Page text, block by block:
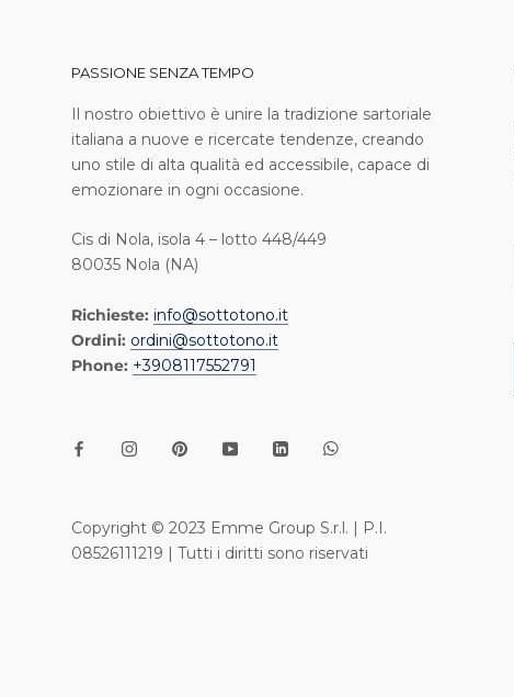
PASSIONE SENZA TEMPO
I l nostro obiettivo è unire la tradizione sartoriale
italiana a nuove e ricercate tendenze, creando
uno stile di alta qualità ed accessibile, capace di
emozionare in ogni occasione.
Cis di Nola, isola 4 – lotto 448/449
80035 Nola (NA)
Richieste: info@sottotono.it
Ordini: ordini@sottotono.it
Phone: +3908117552791
Copyright © 2023 Emme Group S.r.l. | P.I.
08526111219 | Tutti i diritti sono riservati